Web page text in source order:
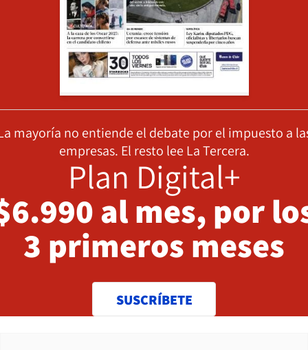
mayoría no entiende el debate por el impuesto a
empresas. El resto lee La Tercera.
Plan Digital+
al mes, por
3 primeros meses
SUSCRÍBETE